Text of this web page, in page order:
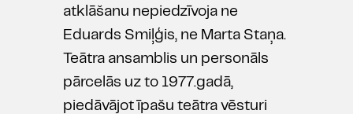
atklāšanu nepiedzīvoja ne
Eduards Smiļģis, ne Marta Staņa.
Teātra ansamblis un personāls
pārcelās uz to 1977.gadā,
piedāvājot īpašu teātra vēsturi